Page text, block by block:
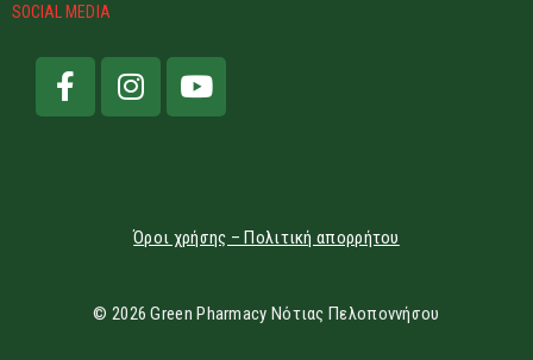
SOCIAL MEDIA
Όροι χρήσης – Πολιτική απορρήτου
© 2026 Green Pharmacy Νότιας Πελοποννήσου